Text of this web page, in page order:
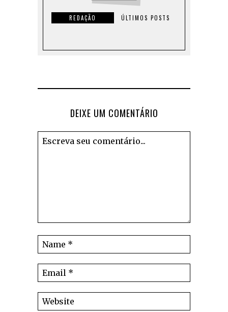
REDAÇÃO ÚLTIMOS POSTS
DEIXE UM COMENTÁRIO